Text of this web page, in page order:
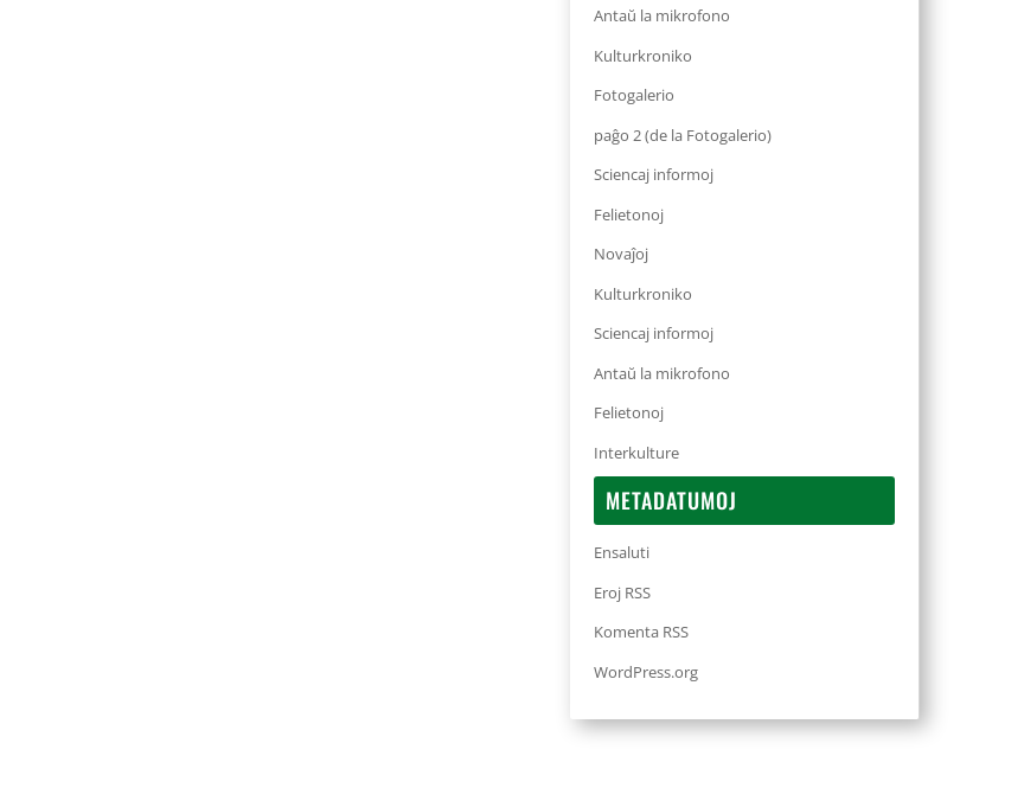
Antaŭ la mikrofono
Kulturkroniko
Fotogalerio
paĝo 2 (de la Fotogalerio)
Sciencaj informoj
Felietonoj
Novaĵoj
Kulturkroniko
Sciencaj informoj
Antaŭ la mikrofono
Felietonoj
Interkulture
METADATUMOJ
Ensaluti
Eroj RSS
Komenta RSS
WordPress.org